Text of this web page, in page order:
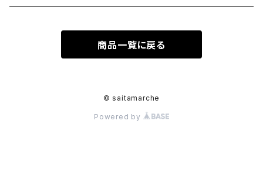
ステッカーシール
商品一覧に戻る
© saitamarche
Powered by